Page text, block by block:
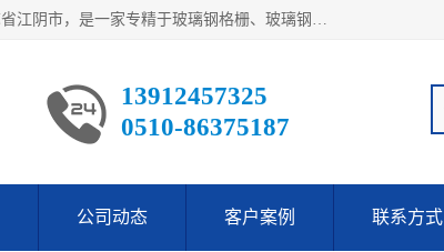
江阴市翔鼎复合材料有限公司,位于美丽富饶的中国经济百强县第一县级市的-江苏省江阴市，是一家专精于玻璃钢格栅、玻璃钢新材料,镀锌钢格板，机械设备生产制造及研发的科技型企业；公司产品已销往了世界多个国家和地区，公司人决心加倍努力愿与广大社会同仁精诚合作共创辉煌！
13912457325
0510-86375187
公司动态 客户案例 联系方式